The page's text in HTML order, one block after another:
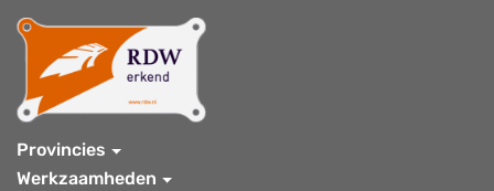
Provincies
Werkzaamheden